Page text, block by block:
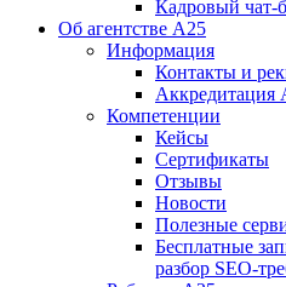
Кадровый чат-
Об агентстве А25
Информация
Контакты и
Аккредитация
Компетенции
Кейсы
Сертификаты
Отзывы
Новости
Полезные
Бесплатные
разбор SEO-